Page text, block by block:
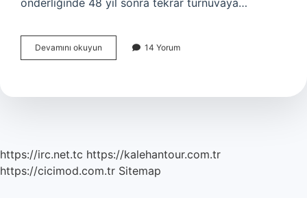
önderliğinde 48 yıl sonra tekrar turnuvaya…
Devamını okuyun
Milli
Zaman
14 Yorum
https://irc.net.tc https://kalehantour.com.tr
https://cicimod.com.tr Sitemap